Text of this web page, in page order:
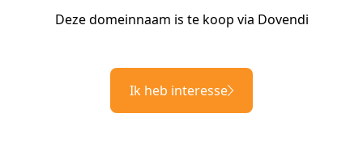
Deze domeinnaam is te koop via Dovendi
Ik heb interesse